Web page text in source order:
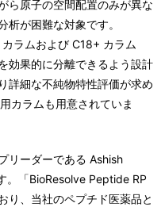
ら原子の空間配置のみが異な
析が困難な対象です。
ラムおよび C18+ カラム
効果的に分離できるよう設計
詳細な不純物特性評価が求め
カラムも用意されていま
リーダーである Ashish
。「BioResolve Peptide RP
り、当社のペプチド医薬品と